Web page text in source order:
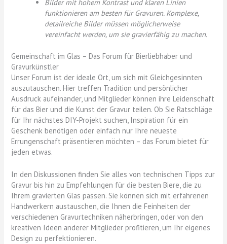
Bilder mit hohem Kontrast und klaren Linien
funktionieren am besten für Gravuren. Komplexe,
detailreiche Bilder müssen möglicherweise
vereinfacht werden, um sie gravierfähig zu machen.
Gemeinschaft im Glas – Das Forum für Bierliebhaber und
Gravurkünstler
Unser Forum ist der ideale Ort, um sich mit Gleichgesinnten
auszutauschen. Hier treffen Tradition und persönlicher
Ausdruck aufeinander, und Mitglieder können ihre Leidenschaft
für das Bier und die Kunst der Gravur teilen. Ob Sie Ratschläge
für Ihr nächstes DIY-Projekt suchen, Inspiration für ein
Geschenk benötigen oder einfach nur Ihre neueste
Errungenschaft präsentieren möchten – das Forum bietet für
jeden etwas.
In den Diskussionen finden Sie alles von technischen Tipps zur
Gravur bis hin zu Empfehlungen für die besten Biere, die zu
Ihrem gravierten Glas passen. Sie können sich mit erfahrenen
Handwerkern austauschen, die Ihnen die Feinheiten der
verschiedenen Gravurtechniken näherbringen, oder von den
kreativen Ideen anderer Mitglieder profitieren, um Ihr eigenes
Design zu perfektionieren.